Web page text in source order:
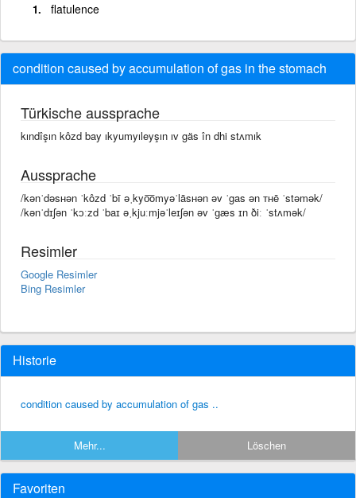
flatulence
condition caused by accumulation of gas in the stomach
Türkische aussprache
kındîşın kôzd bay ıkyumyıleyşın ıv gäs în dhi stʌmık
Aussprache
/kənˈdəsʜən ˈkôzd ˈbī əˌkyo͞omyəˈlāsʜən əv ˈgas ən ᴛʜē ˈstəmək/
/kənˈdɪʃən ˈkɔːzd ˈbaɪ əˌkjuːmjəˈleɪʃən əv ˈɡæs ɪn ðiː ˈstʌmək/
Resimler
Google Resimler
Bing Resimler
Historie
condition caused by accumulation of gas ..
Mehr... Löschen
Favoriten